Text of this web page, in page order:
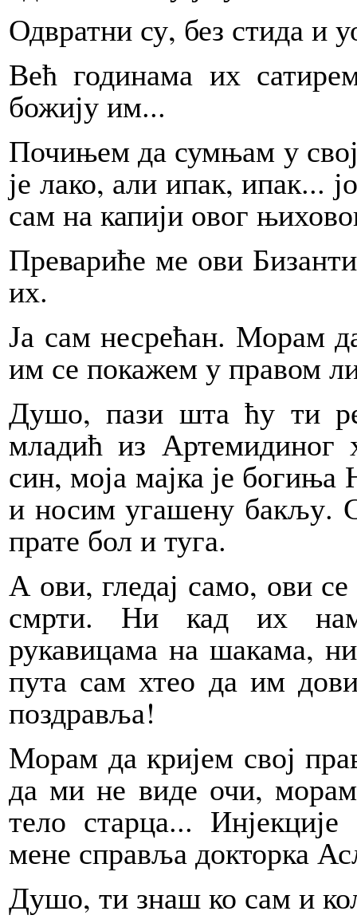
Одвратни су, без стида и
Већ годинама их
божију им...
Почињем да сумњам у
је лако, али ипак, ипак...
сам на капији овог
Превариће ме ови
их.
Ја сам несрећан. Морам
им се покажем у правом
Душо, пази шта ћу ти
младић из
син, моја мајка је
и носим угашену бакљу.
прате бол и туга.
А ови, гледај само, ови
смрти. Ни кад их
рукавицама на шакама,
пута сам хтео да им
поздравља!
Морам да кријем свој
да ми не виде очи,
тело старца... Инјекције
мене справља докторка
Душо, ти знаш ко сам и